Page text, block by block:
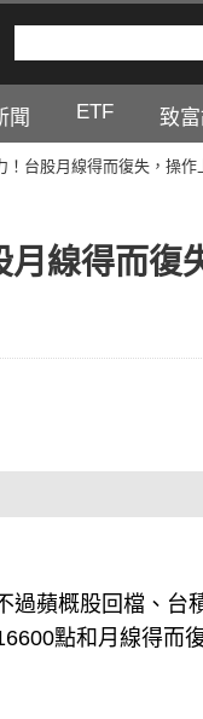
聞 ETF 致
！台股月線得而復失，操作
月線得而復
過蘋概股回檔、
點和月線得而